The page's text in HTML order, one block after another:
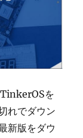
を
れでダウン
新版をダウ